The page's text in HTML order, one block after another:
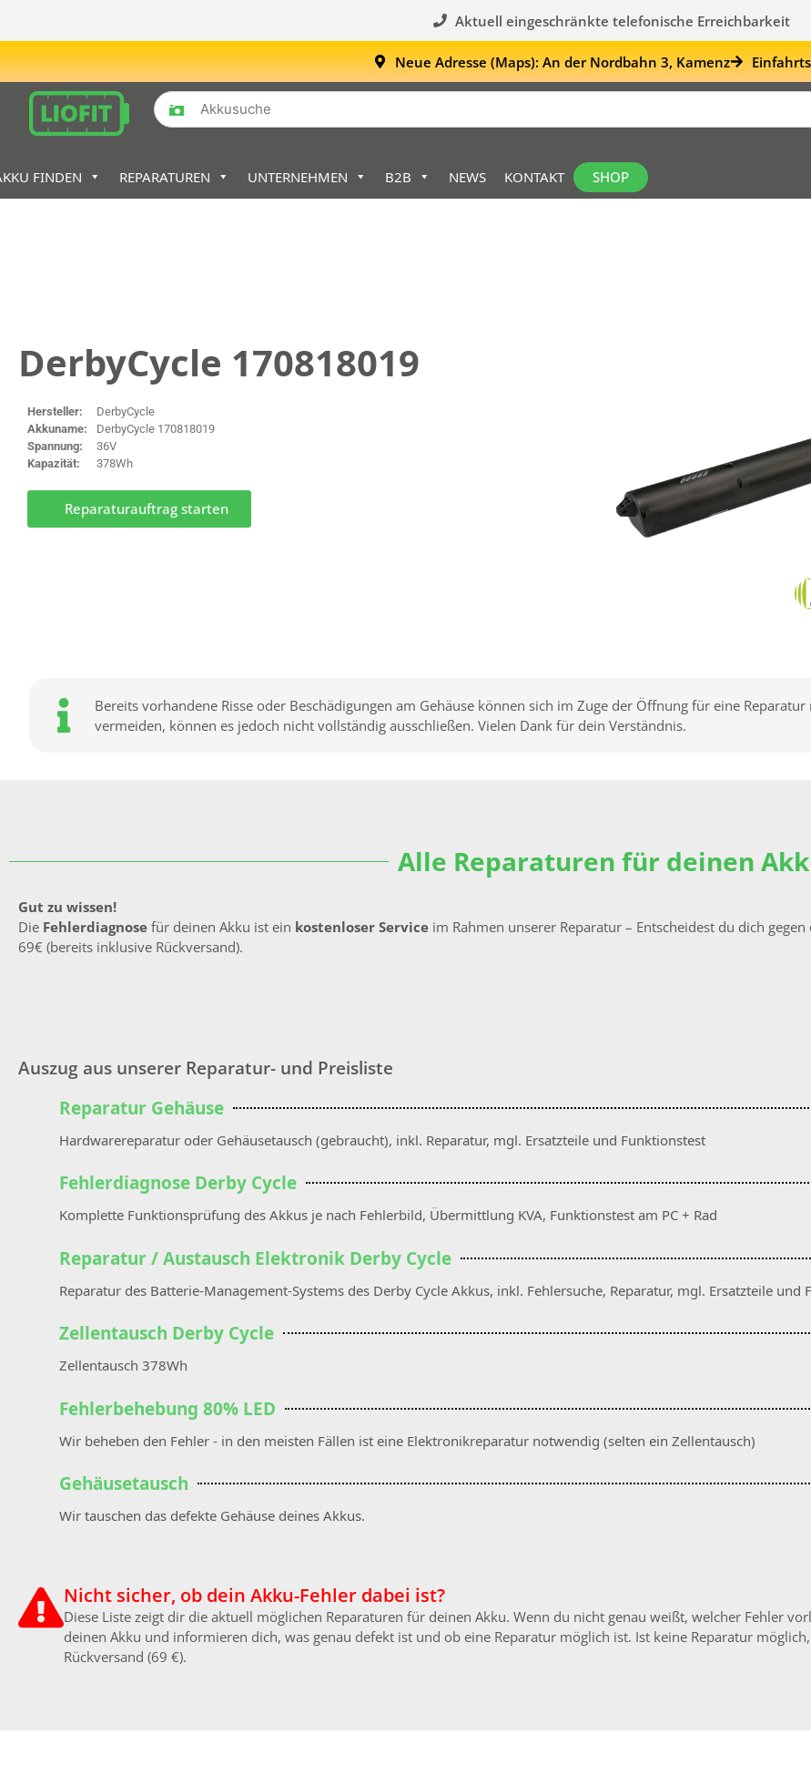
Aktuell eingeschränkte telefonische Erreichbarkeit
Neue Adresse (Maps): An der Nordbahn 3, Kamenz
FINDEN REPARATUREN UNTERNEHMEN B2B NEWS KONTAKT SHOP
DerbyCycle 170818019
Hersteller:
DerbyCycle
Akkuname:
DerbyCycle 170818019
Spannung:
36V
Kapazität:
378Wh
Reparaturauftrag starten
Bereits vorhandene Risse oder Beschädigungen am Gehäuse können sich im Zuge der Öffnung für eine
vermeiden, können es jedoch nicht vollständig ausschließen. Vielen Dank für dein Verständnis.
Alle Reparaturen für deinen
Gut zu wissen!
Die Fehlerdiagnose für deinen Akku ist ein kostenloser Service im Rahmen unserer Reparatur – Entscheidest du dich
69€ (bereits inklusive Rückversand).
Auszug aus unserer Reparatur- und Preisliste
Reparatur Gehäuse
Hardwarereparatur oder Gehäusetausch (gebraucht), inkl. Reparatur, mgl. Ersatzteile und Funktionstest
Fehlerdiagnose Derby Cycle
Komplette Funktionsprüfung des Akkus je nach Fehlerbild, Übermittlung KVA, Funktionstest am PC + Rad
Reparatur / Austausch Elektronik Derby Cycle
Reparatur des Batterie-Management-Systems des Derby Cycle Akkus, inkl. Fehlersuche, Reparatur, mgl. Ersatzteile und
Zellentausch Derby Cycle
Zellentausch 378Wh
Fehlerbehebung 80% LED
Wir beheben den Fehler - in den meisten Fällen ist eine Elektronikreparatur notwendig (selten ein Zellentausch)
Gehäusetausch
Wir tauschen das defekte Gehäuse deines Akkus.
Nicht sicher, ob dein Akku-Fehler dabei ist?
Diese Liste zeigt dir die aktuell möglichen Reparaturen für deinen Akku. Wenn du nicht genau weißt, welcher Fehler
deinen Akku und informieren dich, was genau defekt ist und ob eine Reparatur möglich ist. Ist keine Reparatur
Rückversand (69 €).